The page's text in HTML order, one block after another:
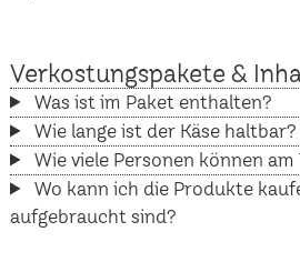
Verkostungspakete &
Was ist im Paket enthalten?
Wie lange ist der Käse haltbar?
Wie viele Personen können
Wo kann ich die Produkte
aufgebraucht sind?